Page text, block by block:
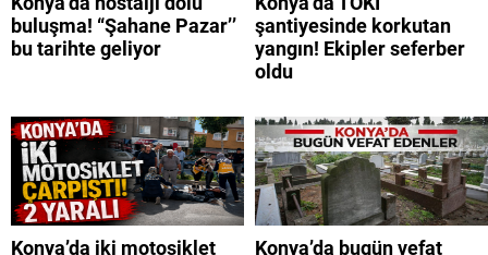
buluşma! “Şahane Pazar’’
bu tarihte geliyor
şantiyesinde korkutan
yangın! Ekipler seferber
oldu
Konya’da iki motosiklet
Konya’da bugün vefat